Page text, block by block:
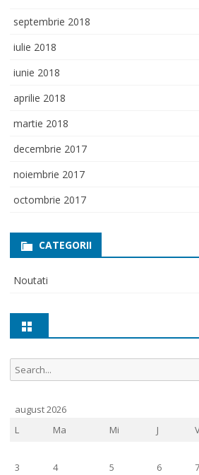
septembrie 2018
iulie 2018
iunie 2018
aprilie 2018
martie 2018
decembrie 2017
noiembrie 2017
octombrie 2017
CATEGORII
Noutati
Search
for:
august 2026
L
Ma Mi J
3
4 5 6 7